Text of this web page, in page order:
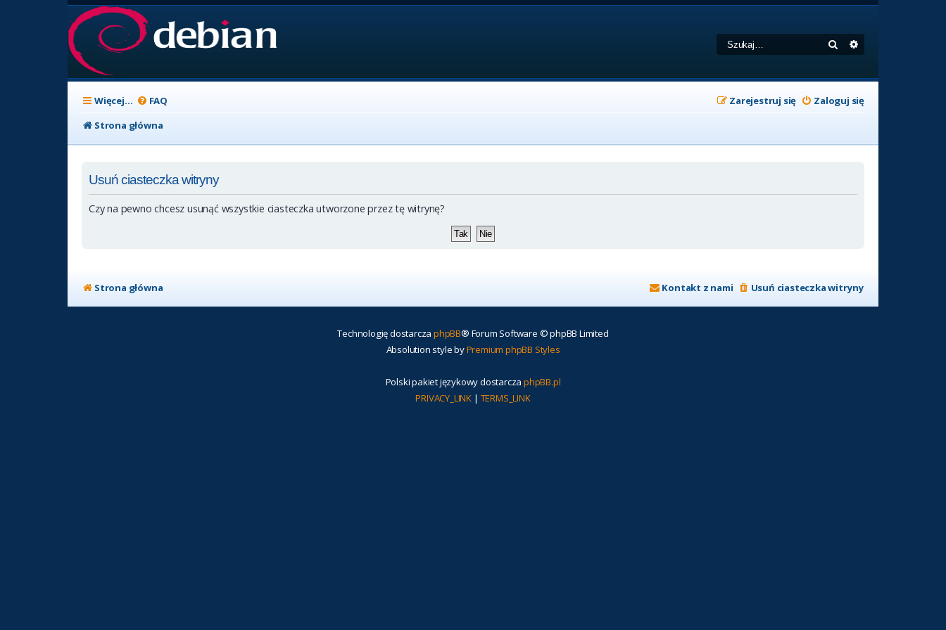
Szukaj
Więcej… FAQ Zaloguj się
Zarejestruj się
Strona główna
Usuń ciasteczka witryny
Czy na pewno chcesz usunąć wszystkie ciasteczka utworzone przez tę witrynę?
Strona główna Usuń ciasteczka witryny
Kontakt z nami
Technologię dostarcza phpBB® Forum Software © phpBB Limited
Absolution style byPremium phpBB Styles
Polski pakiet językowy dostarcza phpBB.pl
PRIVACY_LINK | TERMS_LINK